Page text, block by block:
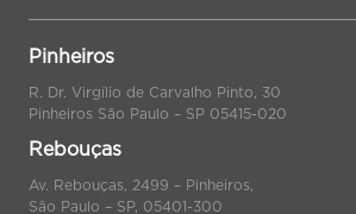
Pinheiros
R. Dr. Virgílio de Carvalho Pinto, 30
Pinheiros São Paulo – SP 05415-020
Rebouças
Av. Rebouças, 2499 – Pinheiros,
São Paulo – SP, 05401-300